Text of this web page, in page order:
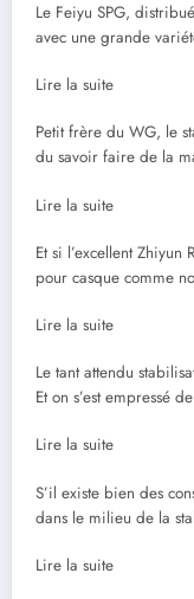
Le Feiyu SPG,
avec une grande
Lire la suite
Petit frère du WG, le
du savoir faire de la
Lire la suite
Et si l’excellent
pour casque comme
Lire la suite
Le tant attendu
Et on s’est empressé
Lire la suite
S’il existe bien des
dans le milieu de la
Lire la suite